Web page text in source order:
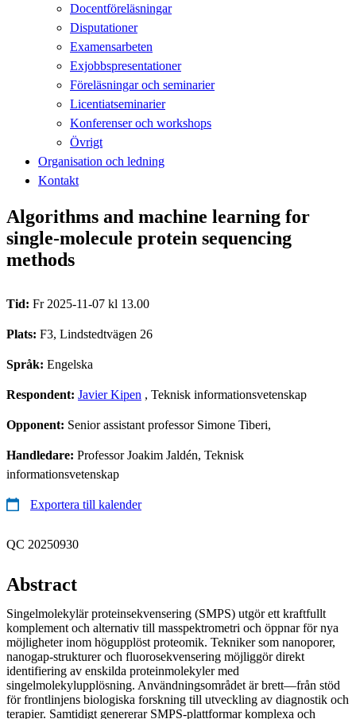
Docentföreläsningar
Disputationer
Examensarbeten
Exjobbspresentationer
Föreläsningar och seminarier
Licentiatseminarier
Konferenser och workshops
Övrigt
Organisation och ledning
Kontakt
Algorithms and machine learning for
single-molecule protein sequencing
methods
Tid: Fr 2025-11-07 kl 13.00
Plats: F3, Lindstedtvägen 26
Språk: Engelska
Respondent: Javier Kipen , Teknisk informationsvetenskap
Opponent: Senior assistant professor Simone Tiberi,
Handledare: Professor Joakim Jaldén, Teknisk
informationsvetenskap
Exportera till kalender
QC 20250930
Abstract
Singelmolekylär proteinsekvensering (SMPS) utgör ett kraftfullt
komplement och alternativ till masspektrometri och öppnar för nya
möjligheter inom högupplöst proteomik. Tekniker som nanoporer,
nanogap-strukturer och fluorosekvensering möjliggör direkt
identifiering av enskilda proteinmolekyler med
singelmolekylupplösning. Användningsområdet är brett—från stöd
för frontlinjens biologiska forskning till utveckling av diagnostik och
terapier. Samtidigt genererar SMPS-plattformar komplexa och